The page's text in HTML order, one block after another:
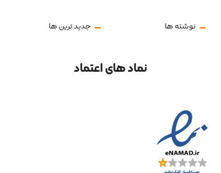
نوشته ها جدید ترین ها
نماد های اعتماد